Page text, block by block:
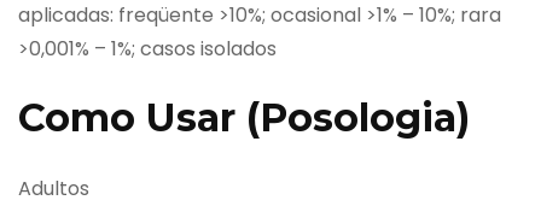
aplicadas: freqüente >10%; ocasional >1% – 10%; rara
>0,001% – 1%; casos isolados
Como Usar (Posologia)
Adultos